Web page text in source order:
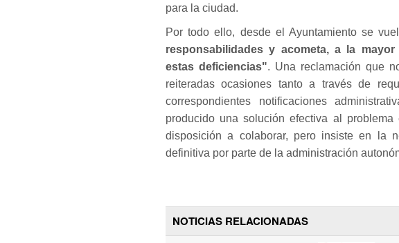
para la ciudad.
Por todo ello, desde el Ayuntamiento se
responsabilidades y acometa, a la
estas deficiencias". Una reclamación que
reiteradas ocasiones tanto a través de
correspondientes notificaciones
producido una solución efectiva al
disposición a colaborar, pero insiste en la
definitiva por parte de la administración
NOTICIAS RELACIONADAS